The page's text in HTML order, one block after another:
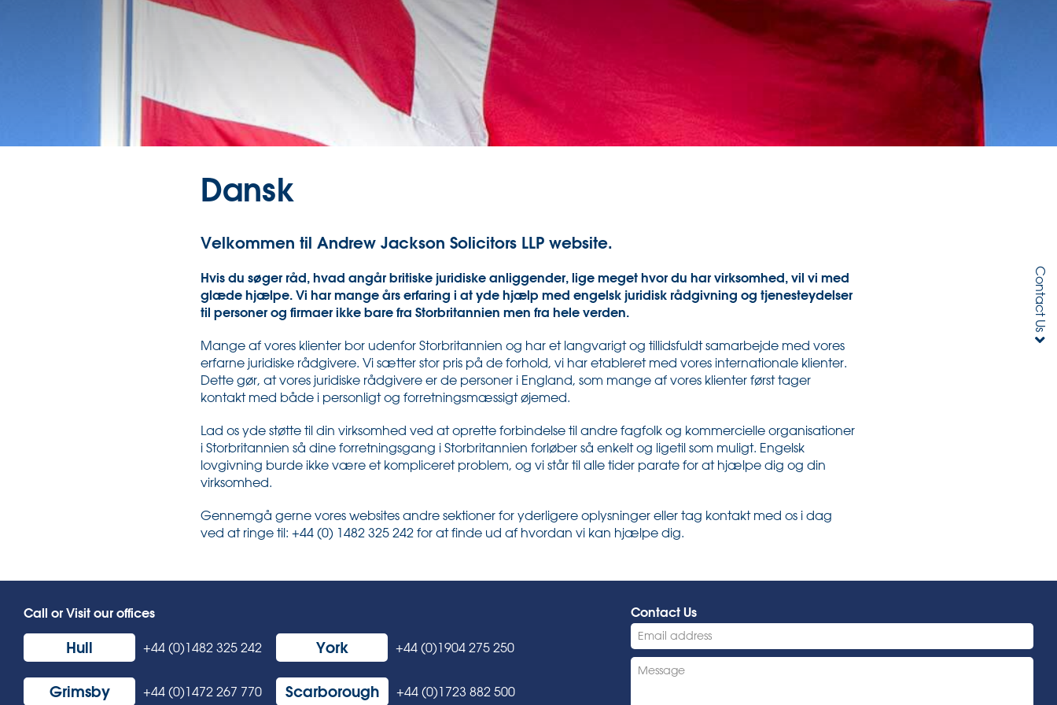
Dansk
Velkommen til Andrew Jackson Solicitors LLP website.
Hvis du søger råd, hvad angår britiske juridiske anliggender, lige meget hvor du har virksomhed, vil vi med
glæde hjælpe. Vi har mange års erfaring i at yde hjælp med engelsk juridisk rådgivning og tjenesteydelser
til personer og firmaer ikke bare fra Storbritannien men fra hele verden.
Mange af vores klienter bor udenfor Storbritannien og har et langvarigt og tillidsfuldt samarbejde med vores
erfarne juridiske rådgivere. Vi sætter stor pris på de forhold, vi har etableret med vores internationale klienter.
Dette gør, at vores juridiske rådgivere er de personer i England, som mange af vores klienter først tager
kontakt med både i personligt og forretningsmæssigt øjemed.
Lad os yde støtte til din virksomhed ved at oprette forbindelse til andre fagfolk og kommercielle organisationer
i Storbritannien så dine forretningsgang i Storbritannien forløber så enkelt og ligetil som muligt. Engelsk
lovgivning burde ikke være et kompliceret problem, og vi står til alle tider parate for at hjælpe dig og din
virksomhed.
Gennemgå gerne vores websites andre sektioner for yderligere oplysninger eller tag kontakt med os i dag
ved at ringe til: +44 (0) 1482 325 242 for at finde ud af hvordan vi kan hjælpe dig.
Call or Visit our offices
Hull +44 (0)1482 325 242 York +44 (0)1904 275 250
Grimsby +44 (0)1472 267 770 Scarborough +44 (0)1723 882 500
Contact Us
Contact Us